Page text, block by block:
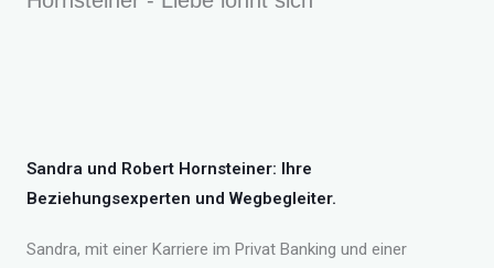
Sandra und Robert Hornsteiner: Ihre
Beziehungsexperten und Wegbegleiter.
Sandra, mit einer Karriere im Privat Banking und einer